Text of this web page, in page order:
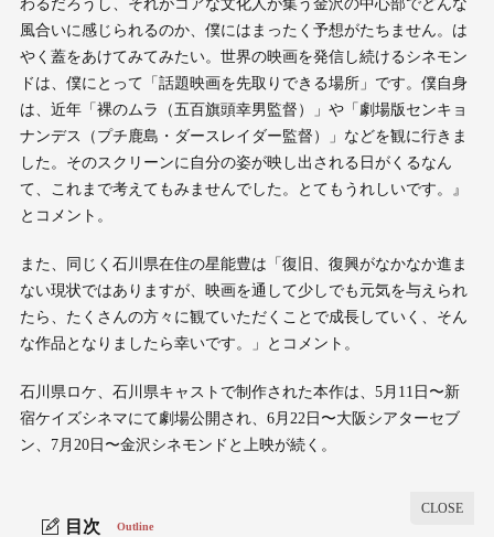
わるだろうし、それがコアな文化人が集う金沢の中心部でどんな
風合いに感じられるのか、僕にはまったく予想がたちません。は
やく蓋をあけてみてみたい。世界の映画を発信し続けるシネモン
ドは、僕にとって「話題映画を先取りできる場所」です。僕自身
は、近年「裸のムラ（五百旗頭幸男監督）」や「劇場版センキョ
ナンデス（プチ鹿島・ダースレイダー監督）」などを観に行きま
した。そのスクリーンに自分の姿が映し出される日がくるなん
て、これまで考えてもみませんでした。とてもうれしいです。』
とコメント。
また、同じく石川県在住の星能豊は「復旧、復興がなかなか進ま
ない現状ではありますが、映画を通して少しでも元気を与えられ
たら、たくさんの方々に観ていただくことで成長していく、そん
な作品となりましたら幸いです。」とコメント。
石川県ロケ、石川県キャストで制作された本作は、5月11日〜新
宿ケイズシネマにて劇場公開され、6月22日〜大阪シアターセブ
ン、7月20日〜金沢シネモンドと上映が続く。
目次 Outline